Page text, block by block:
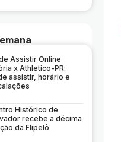
Assistir Online
x Athletico-PR:
assistir, horário e
Histórico de
recebe a décima
da Flipelô